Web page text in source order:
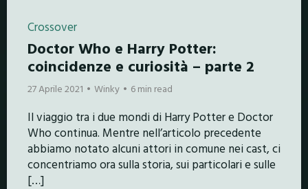
Crossover
Doctor Who e Harry Potter:
coincidenze e curiosità – parte 2
27 Aprile 2021 Winky 6 min read
Il viaggio tra i due mondi di Harry Potter e Doctor
Who continua. Mentre nell’articolo precedente
abbiamo notato alcuni attori in comune nei cast, ci
concentriamo ora sulla storia, sui particolari e sulle
[…]